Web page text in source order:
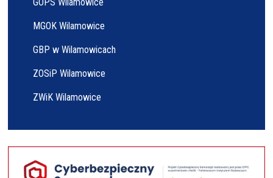
MGOK Wilamowice
GBP w Wilamowicach
ZOSiP Wilamowice
ZWiK Wilamowice